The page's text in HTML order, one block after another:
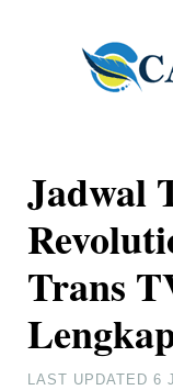
Jadwal
Trans
LAST UPDATED6